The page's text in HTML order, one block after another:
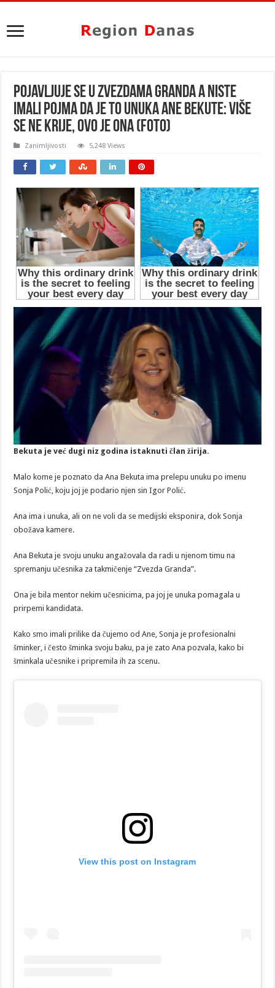
POJAVLJUJE SE U ZVEZDAMA GRANDA A NISTE
IMALI POJMA DA JE TO UNUKA ANE BEKUTE: Više
se ne krije, OVO JE ONA (FOTO)
Zanimljivosti 5,248 Views
Bekuta je već dugi niz godina istaknuti član žirija.
Malo kome je poznato da Ana Bekuta ima prelepu unuku po imenu
Sonja Polić, koju joj je podario njen sin Igor Polić.
Ana ima i unuka, ali on ne voli da se medijski eksponira, dok Sonja
obožava kamere.
Ana Bekuta je svoju unuku angažovala da radi u njenom timu na
spremanju učesnika za takmičenje “Zvezda Granda”.
Ona je bila mentor nekim učesnicima, pa joj je unuka pomagala u
prirpemi kandidata.
Kako smo imali prilike da čujemo od Ane, Sonja je profesionalni
šminker, i često šminka svoju baku, pa je zato Ana pozvala, kako bi
šminkala učesnike i pripremila ih za scenu.
View this post on Instagram